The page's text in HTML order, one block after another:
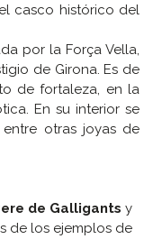
casco histórico del
por la Força Vella,
de Girona. Es de
de fortaleza, en la
En su interior se
entre otras joyas de
de Galligants y
de los ejemplos de